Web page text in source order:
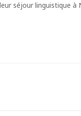
séjour linguistique